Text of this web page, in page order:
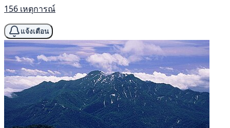
156 เหตุการณ์
แจ้งเตือน